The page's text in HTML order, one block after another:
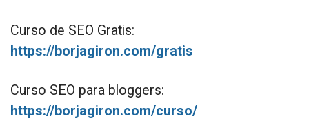
Curso de SEO Gratis:
https://borjagiron.com/gratis
Curso SEO para bloggers:
https://borjagiron.com/curso/